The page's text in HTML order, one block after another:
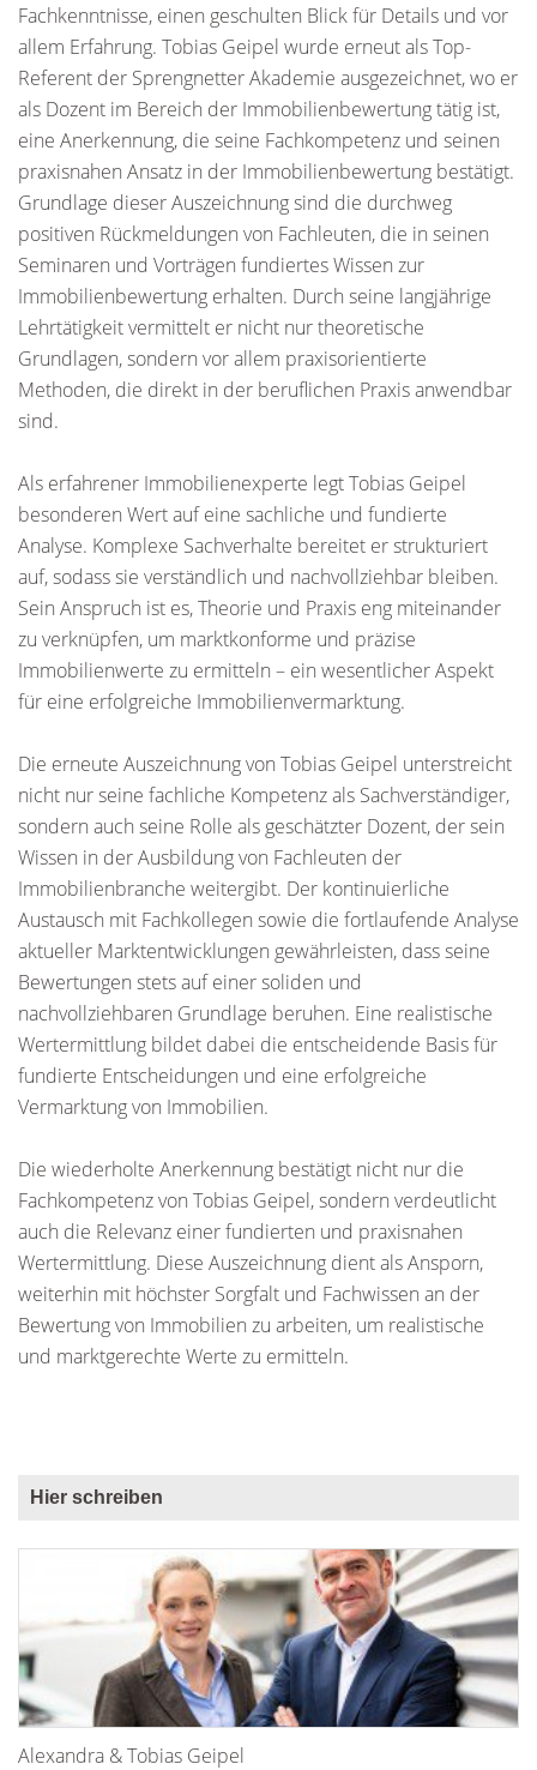
Fachkenntnisse, einen geschulten Blick für Details und vor
allem Erfahrung. Tobias Geipel wurde erneut als Top-
Referent der Sprengnetter Akademie ausgezeichnet, wo er
als Dozent im Bereich der Immobilienbewertung tätig ist,
eine Anerkennung, die seine Fachkompetenz und seinen
praxisnahen Ansatz in der Immobilienbewertung bestätigt.
Grundlage dieser Auszeichnung sind die durchweg
positiven Rückmeldungen von Fachleuten, die in seinen
Seminaren und Vorträgen fundiertes Wissen zur
Immobilienbewertung erhalten. Durch seine langjährige
Lehrtätigkeit vermittelt er nicht nur theoretische
Grundlagen, sondern vor allem praxisorientierte
Methoden, die direkt in der beruflichen Praxis anwendbar
sind.
Als erfahrener Immobilienexperte legt Tobias Geipel
besonderen Wert auf eine sachliche und fundierte
Analyse. Komplexe Sachverhalte bereitet er strukturiert
auf, sodass sie verständlich und nachvollziehbar bleiben.
Sein Anspruch ist es, Theorie und Praxis eng miteinander
zu verknüpfen, um marktkonforme und präzise
Immobilienwerte zu ermitteln – ein wesentlicher Aspekt
für eine erfolgreiche Immobilienvermarktung.
Die erneute Auszeichnung von Tobias Geipel unterstreicht
nicht nur seine fachliche Kompetenz als Sachverständiger,
sondern auch seine Rolle als geschätzter Dozent, der sein
Wissen in der Ausbildung von Fachleuten der
Immobilienbranche weitergibt. Der kontinuierliche
Austausch mit Fachkollegen sowie die fortlaufende Analyse
aktueller Marktentwicklungen gewährleisten, dass seine
Bewertungen stets auf einer soliden und
nachvollziehbaren Grundlage beruhen. Eine realistische
Wertermittlung bildet dabei die entscheidende Basis für
fundierte Entscheidungen und eine erfolgreiche
Vermarktung von Immobilien.
Die wiederholte Anerkennung bestätigt nicht nur die
Fachkompetenz von Tobias Geipel, sondern verdeutlicht
auch die Relevanz einer fundierten und praxisnahen
Wertermittlung. Diese Auszeichnung dient als Ansporn,
weiterhin mit höchster Sorgfalt und Fachwissen an der
Bewertung von Immobilien zu arbeiten, um realistische
und marktgerechte Werte zu ermitteln.
Hier schreiben
Alexandra & Tobias Geipel